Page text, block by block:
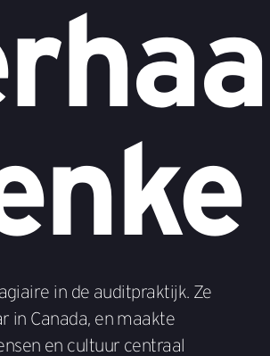
in de auditpraktijk. Ze
in Canada, en maakte
en cultuur centraal